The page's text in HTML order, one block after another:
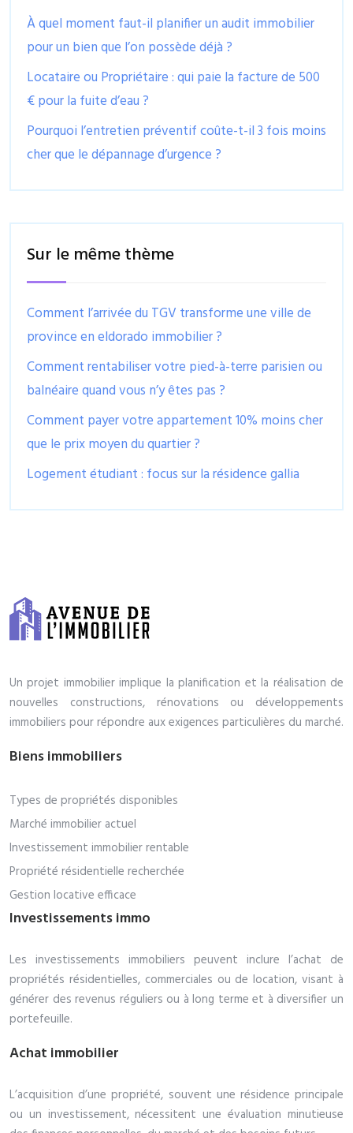
À quel moment faut-il planifier un audit immobilier
pour un bien que l’on possède déjà ?
Locataire ou Propriétaire : qui paie la facture de 500
€ pour la fuite d’eau ?
Pourquoi l’entretien préventif coûte-t-il 3 fois moins
cher que le dépannage d’urgence ?
Sur le même thème
Comment l’arrivée du TGV transforme une ville de
province en eldorado immobilier ?
Comment rentabiliser votre pied-à-terre parisien ou
balnéaire quand vous n’y êtes pas ?
Comment payer votre appartement 10% moins cher
que le prix moyen du quartier ?
Logement étudiant : focus sur la résidence gallia
Un projet immobilier implique la planification et la réalisation de
nouvelles constructions, rénovations ou développements
immobiliers pour répondre aux exigences particulières du marché.
Biens immobiliers
Types de propriétés disponibles
Marché immobilier actuel
Investissement immobilier rentable
Propriété résidentielle recherchée
Gestion locative efficace
Investissements immo
Les investissements immobiliers peuvent inclure l’achat de
propriétés résidentielles, commerciales ou de location, visant à
générer des revenus réguliers ou à long terme et à diversifier un
portefeuille.
Achat immobilier
L’acquisition d’une propriété, souvent une résidence principale
ou un investissement, nécessitent une évaluation minutieuse